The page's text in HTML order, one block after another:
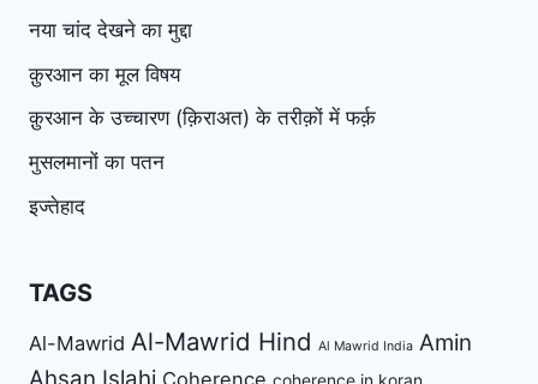
नया चांद देखने का मुद्दा
क़ुरआन का मूल विषय
क़ुरआन के उच्चारण (क़िराअत) के तरीक़ों में फर्क़
मुसलमानों का पतन
इज्तेहाद
TAGS
Al-Mawrid Al-Mawrid Hind Al Mawrid India Amin